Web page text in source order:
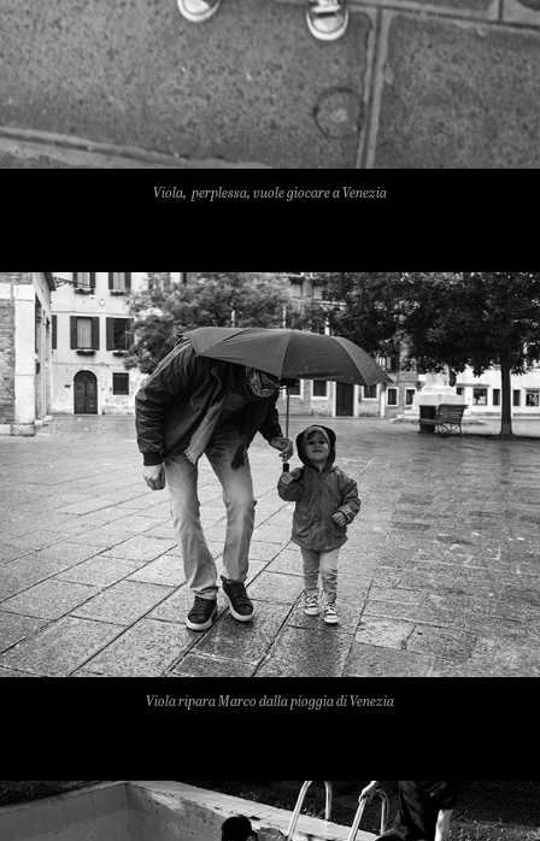
Viola, perplessa, vuole giocare a Venezia
Viola ripara Marco dalla pioggia di Venezia